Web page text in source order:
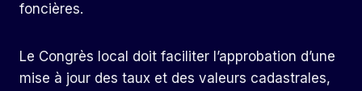
foncières.
Le Congrès local doit faciliter l’approbation d’une
mise à jour des taux et des valeurs cadastrales,